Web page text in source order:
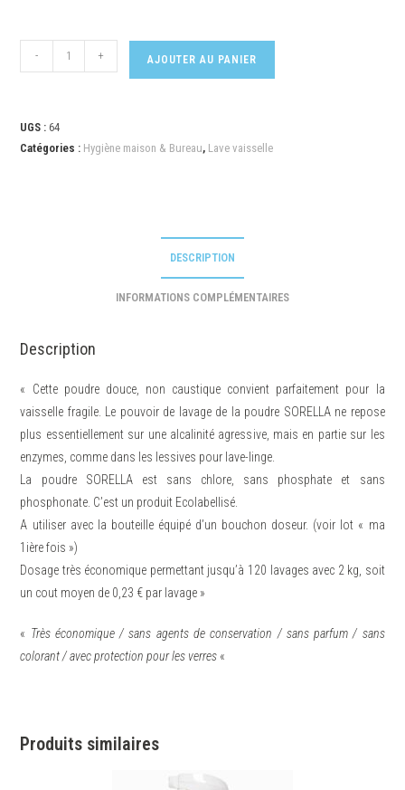
- + AJOUTER AU PANIER
UGS :64
Catégories : Hygiène maison & Bureau, Lave vaisselle
DESCRIPTION
INFORMATIONS COMPLÉMENTAIRES
Description
« Cette poudre douce, non caustique convient parfaitement pour la
vaisselle fragile. Le pouvoir de lavage de la poudre SORELLA ne repose
plus essentiellement sur une alcalinité agressive, mais en partie sur les
enzymes, comme dans les lessives pour lave-linge.
La poudre SORELLA est sans chlore, sans phosphate et sans
phosphonate. C’est un produit Ecolabellisé.
A utiliser avec la bouteille équipé d’un bouchon doseur. (voir lot « ma
1ière fois »)
Dosage très économique permettant jusqu’à 120 lavages avec 2 kg, soit
un cout moyen de 0,23 € par lavage »
« Très économique / sans agents de conservation / sans parfum / sans
colorant / avec protection pour les verres «
Produits similaires